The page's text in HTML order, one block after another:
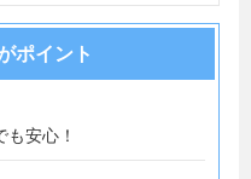
ポイント
安心！